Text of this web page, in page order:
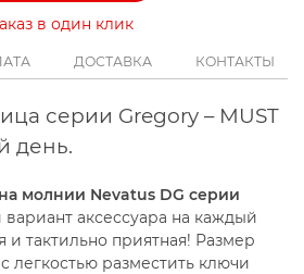
в один клик
ДОСТАВКА КОНТАКТЫ
серии Gregory – MUST
день.
молнии Nevatus DG серии
аксессуара на каждый
и тактильно приятная! Размер
легкостью разместить ключи